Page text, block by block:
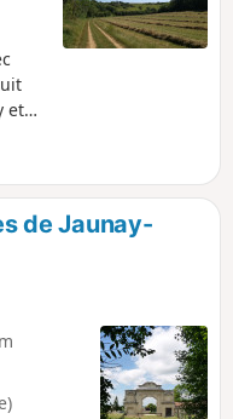
et
de Jaunay-